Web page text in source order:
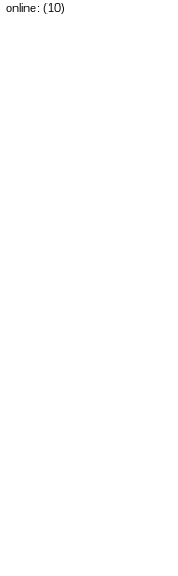
online: (10)